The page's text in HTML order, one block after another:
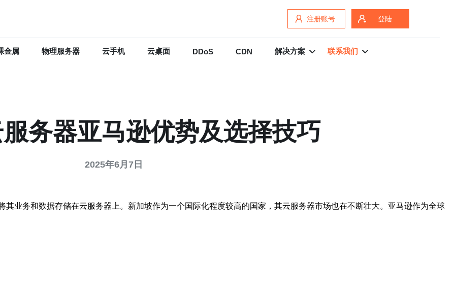
注册账号 登陆
金属 物理服务器 云手机 云桌面 DDoS CDN 解决方案 联系我们
务器亚马逊优势及选择技巧
2025年6月7日
业务和数据存储在云服务器上。新加坡作为一个国际化程度较高的国家，其云服务器市场也在不断壮大。亚马逊作为全球